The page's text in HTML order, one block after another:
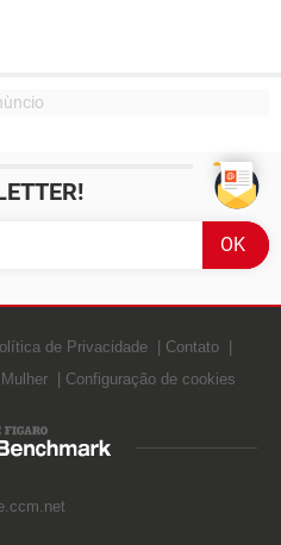
de Privacidade
Contato
Configuração de cookies